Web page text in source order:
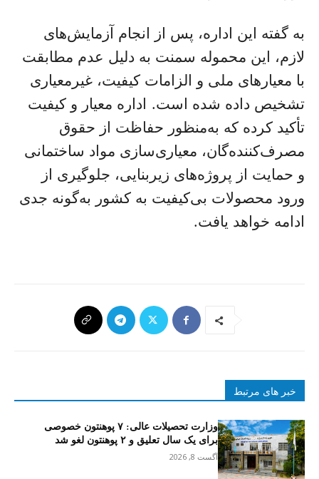
به گفته این اداره، پس از انجام آزمایش‌های
لازم، این محموله سمنت به دلیل عدم مطابقت
با معیارهای ملی و الزامات کیفیت، غیرمعیاری
تشخیص داده شده است. اداره معیار و کیفیت
تأکید کرده که به‌منظور حفاظت از حقوق
مصرف‌کننده‌گان، معیاری‌سازی مواد ساختمانی
و حمایت از پروژه‌های زیربنایی، جلوگیری از
ورود محصولات بی‌کیفیت به کشور به‌گونه جدی
ادامه خواهد یافت.
خبر های مرتبط
وزارت تحصیلات عالی: ۷ پوهنتون خصوصی
برای یک سال تعلیق و ۲ پوهنتون لغو شد
آگست 8, 2026